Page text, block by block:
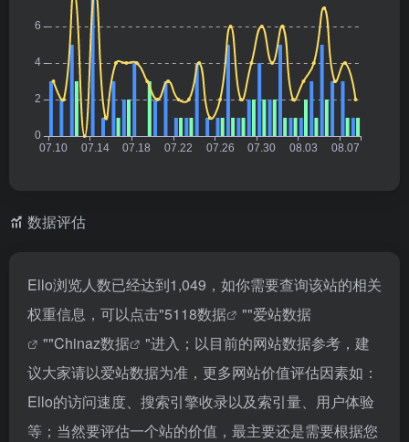
数据评估
Ello浏览人数已经达到1,049，如你需要查询该站的相关
权重信息，可以点击"5118数据 ""爱站数据
""Chinaz数据
"进入；以目前的网站数据参考，建
议大家请以爱站数据为准，更多网站价值评估因素如：
Ello的访问速度、搜索引擎收录以及索引量、用户体验
等；当然要评估一个站的价值，最主要还是需要根据您